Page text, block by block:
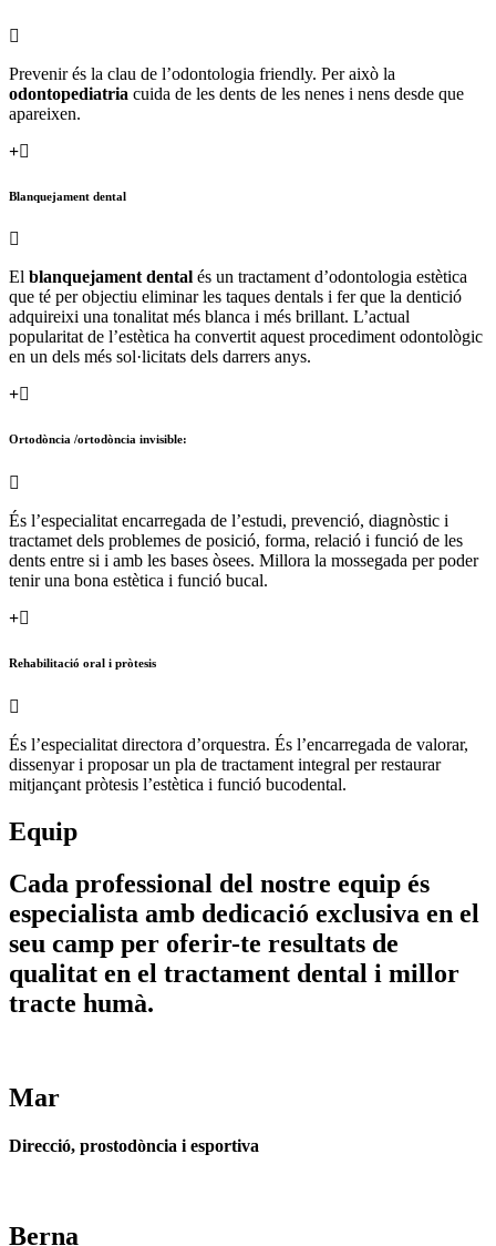
Prevenir és la clau de l’odontologia friendly. Per això la
odontopediatria cuida de les dents de les nenes i nens desde que
apareixen.
Blanquejament dental
El blanquejament dental és un tractament d’odontologia estètica
que té per objectiu eliminar les taques dentals i fer que la dentició
adquireixi una tonalitat més blanca i més brillant. L’actual
popularitat de l’estètica ha convertit aquest procediment odontològic
en un dels més sol·licitats dels darrers anys.
Ortodòncia /ortodòncia invisible:
És l’especialitat encarregada de l’estudi, prevenció, diagnòstic i
tractamet dels problemes de posició, forma, relació i funció de les
dents entre si i amb les bases òsees. Millora la mossegada per poder
tenir una bona estètica i funció bucal.
Rehabilitació oral i pròtesis
És l’especialitat directora d’orquestra. És l’encarregada de valorar,
dissenyar i proposar un pla de tractament integral per restaurar
mitjançant pròtesis l’estètica i funció bucodental.
Equip
Cada professional del nostre equip és
especialista amb dedicació exclusiva en el
seu camp per oferir-te resultats de
qualitat en el tractament dental i millor
tracte humà.
Mar
Direcció, prostodòncia i esportiva
Berna